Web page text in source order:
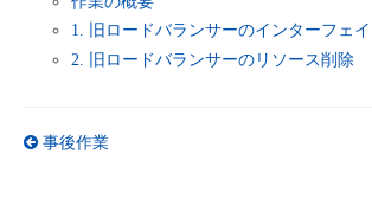
- クラウド / サーバー
1. 旧ロードバランサーのインターフェ
2. 旧ロードバランサーのリソース削除
事後作業